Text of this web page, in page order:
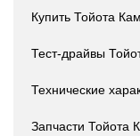
Купить Тойота
Тест-драйвы
Технические
Запчасти Тойота